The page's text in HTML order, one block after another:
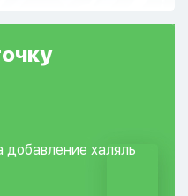
добавление халяль